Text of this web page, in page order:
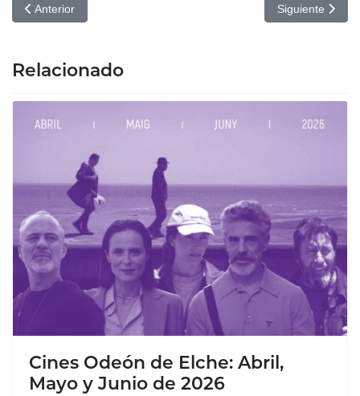
Artículo anterior: As bestas. Cines Odeón de Elche
Anterior Artículo
Siguiente
Relacionado
Cines Odeón de Elche: Abril,
Mayo y Junio de 2026